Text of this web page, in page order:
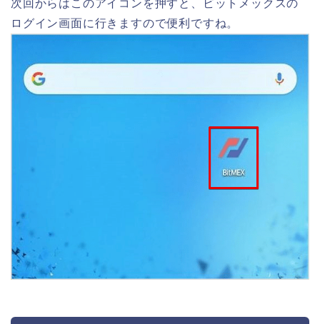
次回からはこのアイコンを押すと、ビットメックスの
ログイン画面に行きますので便利ですね。